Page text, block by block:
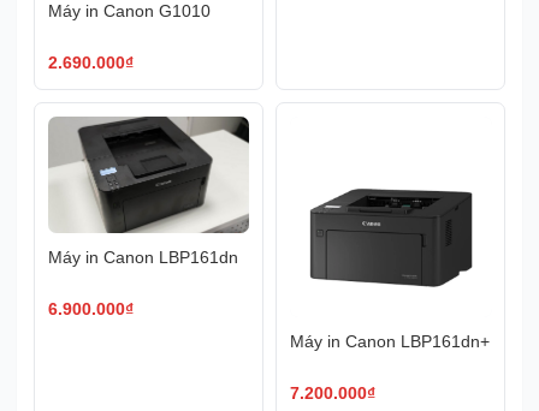
Máy in Canon G1010
2.690.000₫
Máy in Canon LBP161dn
6.900.000₫
Máy in Canon LBP161dn+
7.200.000₫